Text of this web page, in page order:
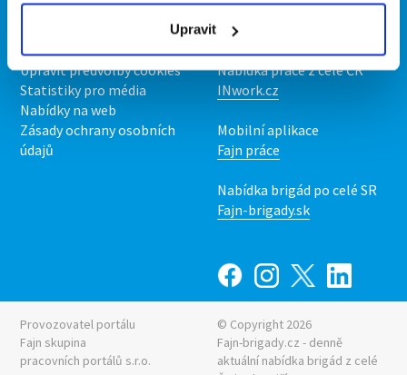
Upravit
Kontakt
Podmínky
Upravit předvolby cookies
Statistiky pro média
Nabídky na web
Zásady ochrany osobních
údajů
Mobilní aplikace
Fajn brigády
Nabídka práce z celé ČR
INwork.cz
Mobilní aplikace
Fajn práce
Nabídka brigád po celé SR
Fajn-brigady.sk
Provozovatel portálu
Fajn skupina
pracovních portálů s.r.o.
© Copyright 2026
Fajn-brigady.cz - denně
aktuální nabídka brigád z celé